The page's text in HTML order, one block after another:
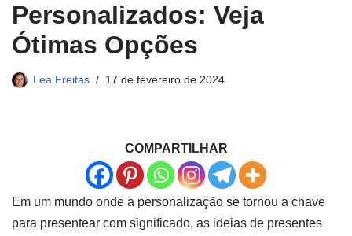
Personalizados: Veja
Ótimas Opções
Lea Freitas 17 de fevereiro de 2024
COMPARTILHAR
Em um mundo onde a personalização se tornou a chave
para presentear com significado, as ideias de presentes